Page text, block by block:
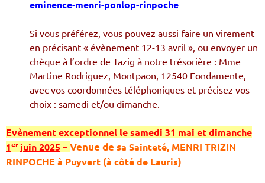
eminence-menri-ponlop-rinpoche
Si vous préférez, vous pouvez aussi faire un virement
en précisant « évènement 12-13 avril », ou envoyer un
chèque à l’ordre de Tazig à notre trésorière : Mme
Martine Rodriguez, Montpaon, 12540 Fondamente,
avec vos coordonnées téléphoniques et précisez vos
choix : samedi et/ou dimanche.
Evènement exceptionnel le samedi 31 mai et dimanche
1erjuin 2025–Venue de sa Sainteté, MENRI TRIZIN
RINPOCHE à Puyvert (à côté de Lauris)